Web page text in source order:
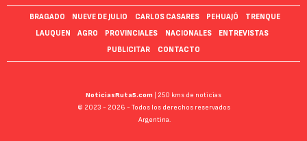
BRAGADO NUEVE DE JULIO CARLOS CASARES PEHUAJÓ
TRENQUE
LAUQUEN
AGRO PROVINCIALES NACIONALES
ENTREVISTAS
PUBLICITAR
CONTACTO
NoticiasRuta5.com
| 250 kms de noticias
© 2023 - 2026 - Todos los derechos reservados
Argentina.